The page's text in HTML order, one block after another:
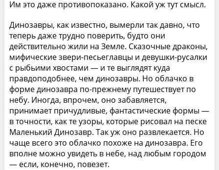
Им это даже противопоказано. Какой уж тут смысл.
Динозавры, как известно, вымерли так давно, что
теперь даже трудно поверить, будто они
действительно жили на Земле. Сказочные драконы,
мифические звери-песьеглавцы и девушки-русалки
с рыбьими хвостами — и те выглядят куда
правдоподобнее, чем динозавры. Но облачко в
форме динозавра по-прежнему путешествует по
небу. Иногда, впрочем, оно забавляется,
принимает причудливые, фантастические формы —
в точности, как те узоры, которые рисовал на песке
Маленький Динозавр. Так уж оно развлекается. Но
чаще всего это облачко похоже на динозавра. Его
вполне можно увидеть в небе, над любым городом
— если, конечно, повезет.